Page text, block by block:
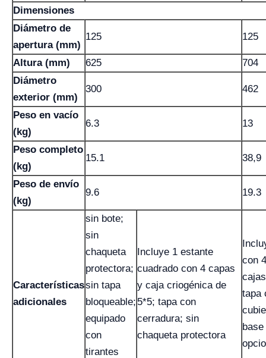
Dimensiones
Diámetro de
apertura (mm)
125 125
Altura (mm) 625
704
Diámetro
exterior (mm)
300 462
Peso en vacío
(kg)
6.3 13
Peso completo
(kg)
15.1 38,9
Peso de envío
(kg)
9.6 19.3
Características
adicionales
sin bote;
sin
chaqueta
protectora;
sin tapa
bloqueable;
equipado
con
tirantes
Incluye 1 estante
cuadrado con 4 capas
y caja criogénica de
5*5; tapa con
cerradura; sin
chaqueta protectora
con
tapa